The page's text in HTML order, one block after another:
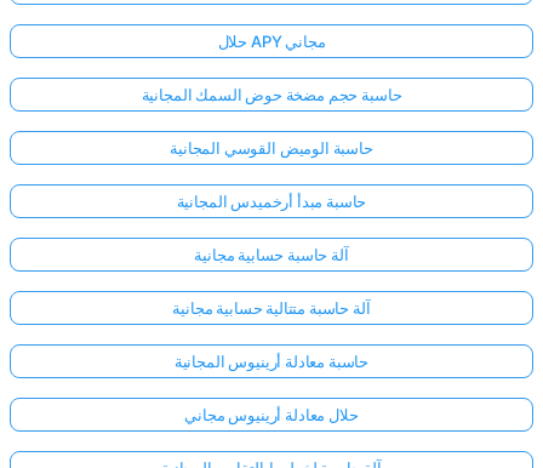
حلال APY مجاني
حاسبة حجم مضخة حوض السمك المجانية
حاسبة الوميض القوسي المجانية
حاسبة مبدأ أرخميدس المجانية
آلة حاسبة حسابية مجانية
آلة حاسبة متتالية حسابية مجانية
حاسبة معادلة أرينيوس المجانية
حلال معادلة أرينيوس مجاني